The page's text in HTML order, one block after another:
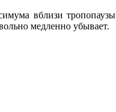
вблизи тропопаузы
медленно убывает.